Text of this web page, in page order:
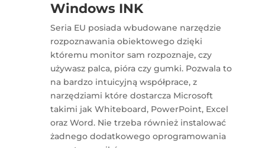
Windows INK
Seria EU posiada wbudowane narzędzie
rozpoznawania obiektowego dzięki
któremu monitor sam rozpoznaje, czy
używasz palca, pióra czy gumki. Pozwala to
na bardzo intuicyjną współprace, z
narzędziami które dostarcza Microsoft
takimi jak Whiteboard, PowerPoint, Excel
oraz Word. Nie trzeba również instalować
żadnego dodatkowego oprogramowania